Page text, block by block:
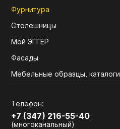
Фурнитура
Столешницы
Мой ЭГГЕР
Фасады
Мебельные образцы, каталоги
Телефон:
+7 (347) 216-55-40
(многоканальный)